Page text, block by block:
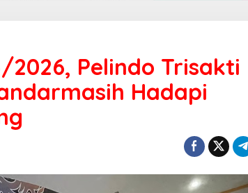
Pelindo Trisakti
Hadapi